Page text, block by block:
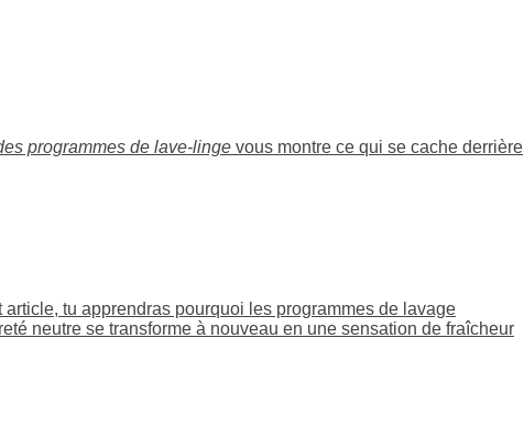
programmes de lave-linge vous montre ce qui se cache derrière
tu apprendras pourquoi les programmes de lavage
neutre se transforme à nouveau en une sensation de fraîcheur